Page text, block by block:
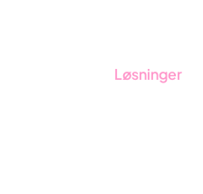
Løsninger